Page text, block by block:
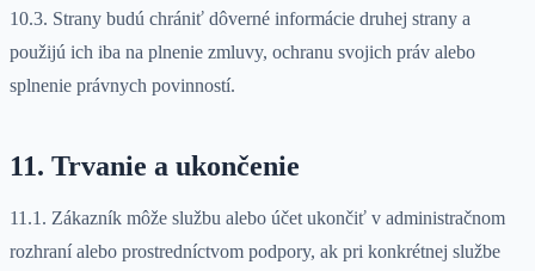
10.3. Strany budú chrániť dôverné informácie druhej strany a
použijú ich iba na plnenie zmluvy, ochranu svojich práv alebo
splnenie právnych povinností.
11. Trvanie a ukončenie
11.1. Zákazník môže službu alebo účet ukončiť v administračnom
rozhraní alebo prostredníctvom podpory, ak pri konkrétnej službe